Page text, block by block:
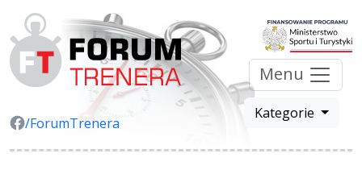
/ForumTrenera
Menu
Kategorie